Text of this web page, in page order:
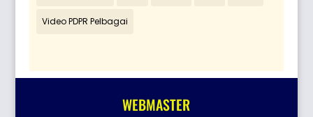
Video PDPR Pelbagai
WEBMASTER